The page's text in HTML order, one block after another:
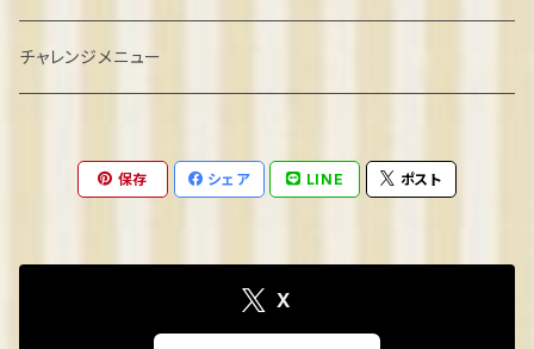
餅望きなこ誕生日2022
めりの誕生日2022
2023
オフ会参加
２０２４年８月
2024年10月
2024年11月
チャレンジメニュー
保存 シェア LINE ポスト
X